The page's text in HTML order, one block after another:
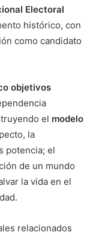
Electoral
histórico, con
como candidato
objetivos
el modelo
la
potencia; el
de un mundo
la vida en el
relacionados